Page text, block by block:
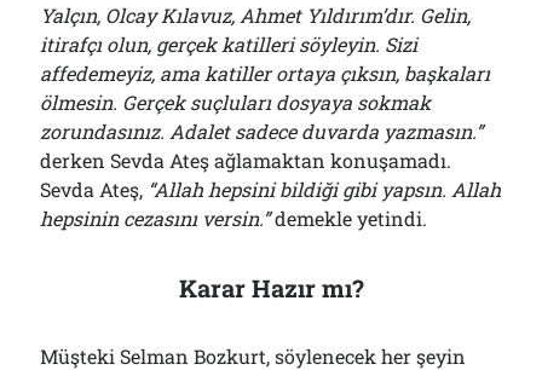
Yalçın, Olcay Kılavuz, Ahmet Yıldırım’dır. Gelin,
itirafçı olun, gerçek katilleri söyleyin. Sizi
affedemeyiz, ama katiller ortaya çıksın, başkaları
ölmesin. Gerçek suçluları dosyaya sokmak
zorundasınız. Adalet sadece duvarda yazmasın.”
derken Sevda Ateş ağlamaktan konuşamadı.
Sevda Ateş, “Allah hepsini bildiği gibi yapsın. Allah
hepsinin cezasını versin.”demekle yetindi.
Karar Hazır mı?
Müşteki Selman Bozkurt, söylenecek her şeyin